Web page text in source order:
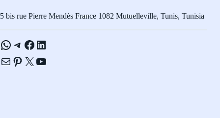
5 bis rue Pierre Mendès France 1082 Mutuelleville, Tunis, Tunisia
WhatsApp
Telegram
Facebook
LinkedIn
E-mailPinterest
X YouTube